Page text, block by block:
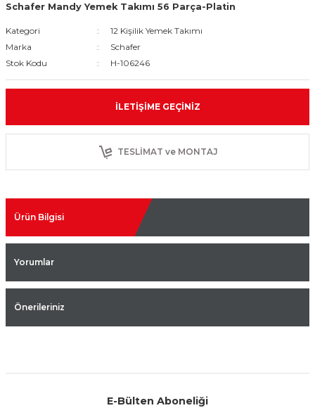
Schafer Mandy Yemek Takımı 56 Parça-Platin
Kategori
12 Kişilik Yemek Takımı
Marka
Schafer
Stok Kodu
H-106246
İLETIŞIME GEÇINIZ
TESLİMAT ve MONTAJ
Ürün Bilgisi
Yorumlar
Önerileriniz
Kolay İade & Değişim Güvenli Alışveriş
E-Bülten Aboneliği